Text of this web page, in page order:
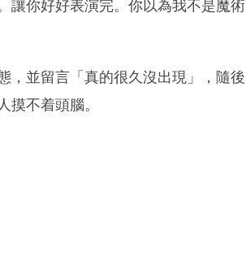
讓你好好表演完。你以為我不是魔術
，並留言「真的很久沒出現」，隨後
摸不着頭腦。